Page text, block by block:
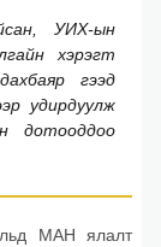
УИХ-ын
хэрэгт
гээд
удирдуулж
дотооддоо
МАН ялалт